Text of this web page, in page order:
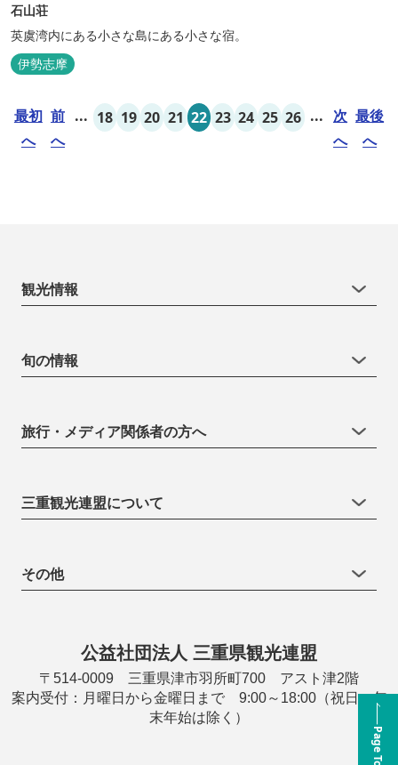
石山荘
英虞湾内にある小さな島にある小さな宿。
伊勢志摩
最初
へ
前
へ
... 18 19 20 21 22 23 24 25 26 ... 次
へ
最後
へ
Page Top
観光情報
旬の情報
旅行・メディア関係者の方へ
三重観光連盟について
その他
公益社団法人 三重県観光連盟
〒514-0009 三重県津市羽所町700 アスト津2階
案内受付：月曜日から金曜日まで 9:00～18:00（祝日・年
末年始は除く）